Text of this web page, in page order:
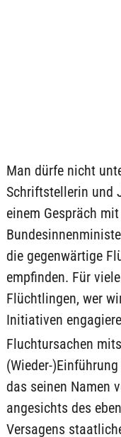
Man dürfe nicht
Schriftstellerin und
einem Gespräch
die gegenwärtige
empfinden. Für
Flüchtlingen, wer
Initiativen
Fluchtursachen
(Wieder-
das seinen Namen
angesichts des
Versagens